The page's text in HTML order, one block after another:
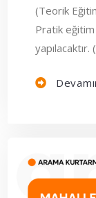
(Teorik
Pratik